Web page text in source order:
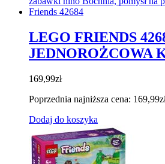
LEGO FRIENDS
JEDNOROŻCOWA
169,99zł
Poprzednia najniższa cena: 169,99
Dodaj do koszyka